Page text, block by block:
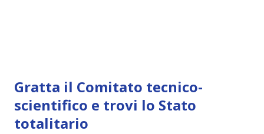
Gratta il Comitato tecnico-
scientifico e trovi lo Stato
totalitario